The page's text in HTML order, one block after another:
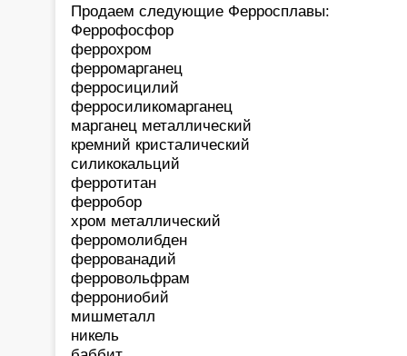
Продаем следующие Ферросплавы:
Феррофосфор
феррохром
ферромарганец
ферросицилий
ферросиликомарганец
марганец металлический
кремний кристалический
силикокальций
ферротитан
ферробор
хром металлический
ферромолибден
феррованадий
ферровольфрам
феррониобий
мишметалл
никель